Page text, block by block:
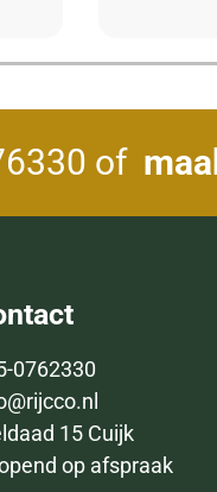
of
0762330
15 Cuijk
op afspraak